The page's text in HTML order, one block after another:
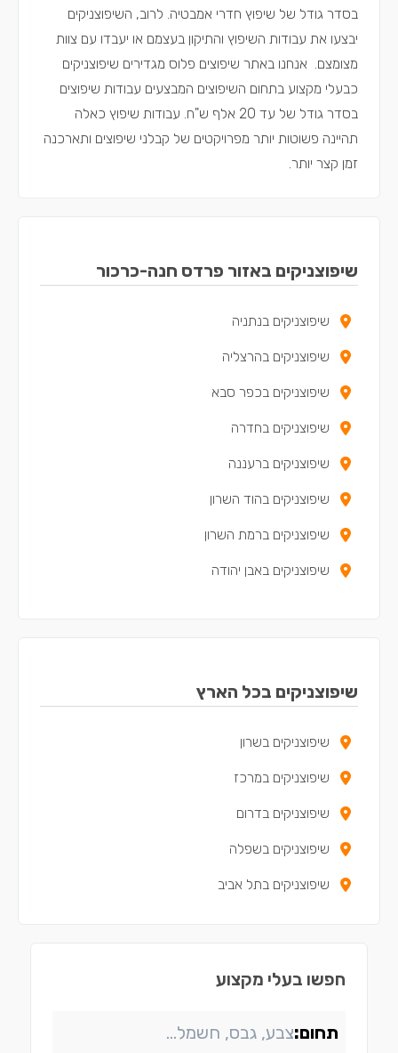
בסדר גודל של שיפוץ חדרי אמבטיה. לרוב, השיפוצניקים
יבצעו את עבודות השיפוץ והתיקון בעצמם או יעבדו עם צוות
מצומצם. אנחנו באתר שיפוצים פלוס מגדירים שיפוצניקים
כבעלי מקצוע בתחום השיפוצים המבצעים עבודות שיפוצים
בסדר גודל של עד 20 אלף ש"ח. עבודות שיפוץ כאלה
תהיינה פשוטות יותר מפרויקטים של קבלני שיפוצים ותארכנה
זמן קצר יותר.
שיפוצניקים באזור פרדס חנה-כרכור
שיפוצניקים בנתניה
שיפוצניקים בהרצליה
שיפוצניקים בכפר סבא
שיפוצניקים בחדרה
שיפוצניקים ברעננה
שיפוצניקים בהוד השרון
שיפוצניקים ברמת השרון
שיפוצניקים באבן יהודה
שיפוצניקים בכפר יונה
שיפוצניקים בקדימה-צורן
שיפוצניקים באור עקיבא
שיפוצניקים בבנימינה-גבעת עדה
שיפוצניקים בתל מונד
שיפוצניקים בכוכב יאיר - צור יגאל
שיפוצניקים באלפי מנשה
שיפוצניקים בטירה
שיפוצניקים בכל הארץ
שיפוצניקים בשרון
שיפוצניקים במרכז
שיפוצניקים בדרום
שיפוצניקים בשפלה
שיפוצניקים בתל אביב
חפשו בעלי מקצוע
תחום: